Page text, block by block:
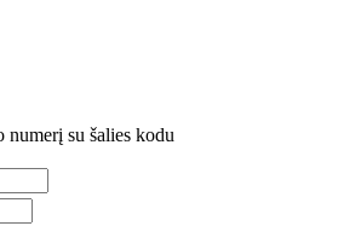
su šalies kodu